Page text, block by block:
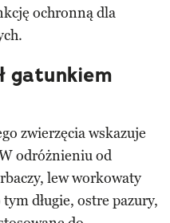
ochronną dla
gatunkiem
zwierzęcia wskazuje
odróżnieniu od
lew workowaty
tym długie, ostre pazury,